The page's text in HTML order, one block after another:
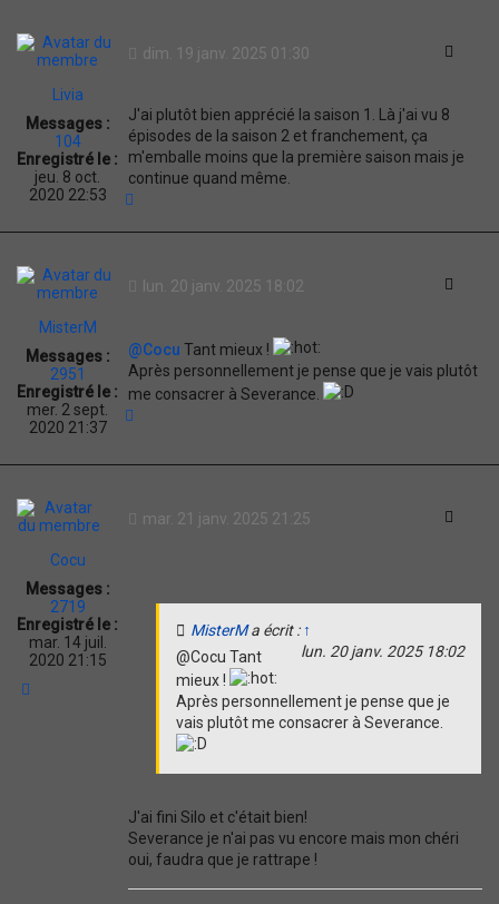
Livia
Messages :
104
Enregistré le :
jeu. 8 oct.
2020 22:53
dim. 19 janv. 2025 01:30
J'ai plutôt bien apprécié la saison 1. Là j'ai vu 8
épisodes de la saison 2 et franchement, ça
m'emballe moins que la première saison mais je
continue quand même.
u
MisterM
Messages :
2951
Enregistré le :
mer. 2 sept.
2020 21:37
lun. 20 janv. 2025 18:02
@Cocu Tant mieux !
Après personnellement je pense que je vais plutôt
me consacrer à Severance.
t
Cocu
Messages :
2719
Enregistré le :
mar. 14 juil.
2020 21:15
mar. 21 janv. 2025 21:25
MisterMa écrit : ↑
lun. 20 janv. 2025 18:02
@Cocu Tant
mieux !
Après personnellement je pense que je
vais plutôt me consacrer à Severance.
J'ai fini Silo et c'était bien!
Severance je n'ai pas vu encore mais mon chéri
oui, faudra que je rattrape !